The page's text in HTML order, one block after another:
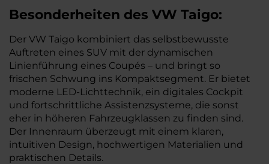
Besonderheiten des VW Taigo:
Der VW Taigo kombiniert das selbstbewusste
Auftreten eines SUV mit der dynamischen
Linienführung eines Coupés – und bringt so
frischen Schwung ins Kompaktsegment. Er bietet
moderne LED-Lichttechnik, ein digitales Cockpit
und fortschrittliche Assistenzsysteme, die sonst
eher in höheren Fahrzeugklassen zu finden sind.
Der Innenraum überzeugt mit einem klaren,
intuitiven Design, hochwertigen Materialien und
praktischen Details.